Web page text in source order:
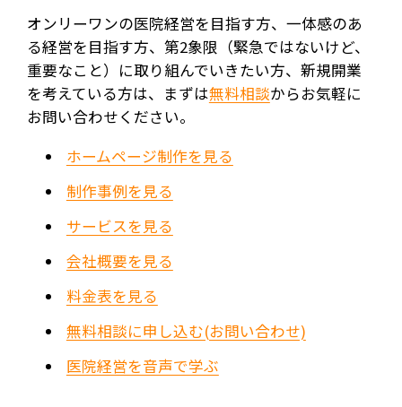
オンリーワンの医院経営を目指す方、一体感のあ
る経営を目指す方、第2象限（緊急ではないけど、
重要なこと）に取り組んでいきたい方、新規開業
を考えている方は、まずは無料相談からお気軽に
お問い合わせください。
ホームページ制作を見る
制作事例を見る
サービスを見る
会社概要を見る
料金表を見る
無料相談に申し込む(お問い合わせ)
医院経営を音声で学ぶ